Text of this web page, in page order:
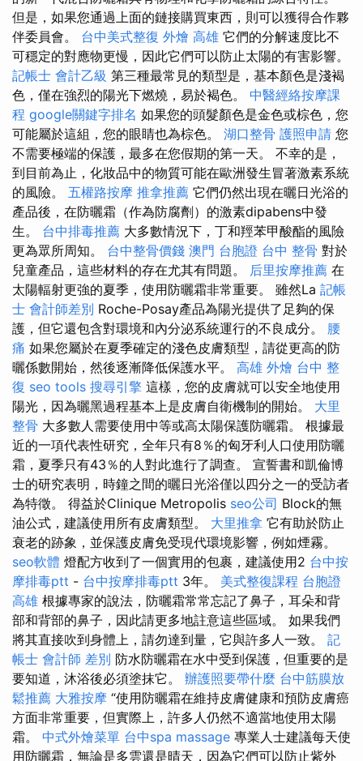
但是，如果您通過上面的鏈接購買東西，則可以獲得合作夥
伴委員會。 台中美式整復 外燴 高雄 它們的分解速度比不
可穩定的對應物更慢，因此它們可以防止太陽的有害影響。
記帳士 會計乙級 第三種最常見的類型是，基本顏色是淺褐
色，僅在強烈的陽光下燃燒，易於褐色。 中醫經絡按摩課
程 google關鍵字排名 如果您的頭髮顏色是金色或棕色，您
可能屬於這組，您的眼睛也為棕色。 湖口整骨 護照申請 您
不需要極端的保護，最多在您假期的第一天。 不幸的是，
到目前為止，化妝品中的物質可能在歐洲發生冒著激素系統
的風險。 五權路按摩 推拿推薦 它們仍然出現在曬日光浴的
產品後，在防曬霜（作為防腐劑）的激素dipabens中發
生。 台中排毒推薦 大多數情況下，丁和羥苯甲酸酯的風險
更為眾所周知。 台中整骨價錢 澳門 台胞證 台中 整骨 對於
兒童產品，這些材料的存在尤其有問題。 后里按摩推薦 在
太陽輻射更強的夏季，使用防曬霜非常重要。 雖然La 記帳
士 會計師差別 Roche-Posay產品為陽光提供了足夠的保
護，但它還包含對環境和內分泌系統運行的不良成分。 腰
痛 如果您屬於在夏季確定的淺色皮膚類型，請從更高的防
曬係數開始，然後逐漸降低保護水平。 高雄 外燴 台中 整
復 seo tools 搜尋引擎 這樣，您的皮膚就可以安全地使用
陽光，因為曬黑過程基本上是皮膚自衛機制的開始。 大里
整骨 大多數人需要使用中等或高太陽保護防曬霜。 根據最
近的一項代表性研究，全年只有8％的匈牙利人口使用防曬
霜，夏季只有43％的人對此進行了調查。 宣誓書和凱倫博
士的研究表明，時鐘之間的曬日光浴僅以四分之一的受訪者
為特徵。 得益於Clinique Metropolis seo公司 Block的無
油公式，建議使用所有皮膚類型。 大里推拿 它有助於防止
衰老的跡象，並保護皮膚免受現代環境影響，例如煙霧。
seo軟體 燈配方收到了一個實用的包裹，建議使用2 台中按
摩排毒ptt - 台中按摩排毒ptt 3年。 美式整復課程 台胞證
高雄 根據專家的說法，防曬霜常常忘記了鼻子，耳朵和背
部和背部的鼻子，因此請更多地註意這些區域。 如果我們
將其直接吹到身體上，請勿達到量，它與許多人一致。 記
帳士 會計師 差別 防水防曬霜在水中受到保護，但重要的是
要知道，沐浴後必須塗抹它。 辦護照要帶什麼 台中筋膜放
鬆推薦 大雅按摩 “使用防曬霜在維持皮膚健康和預防皮膚癌
方面非常重要，但實際上，許多人仍然不適當地使用太陽
霜。 中式外燴菜單 台中spa massage 專業人士建議每天使
用防曬霜，無論是多雲還是晴天，因為它們可以防止紫外